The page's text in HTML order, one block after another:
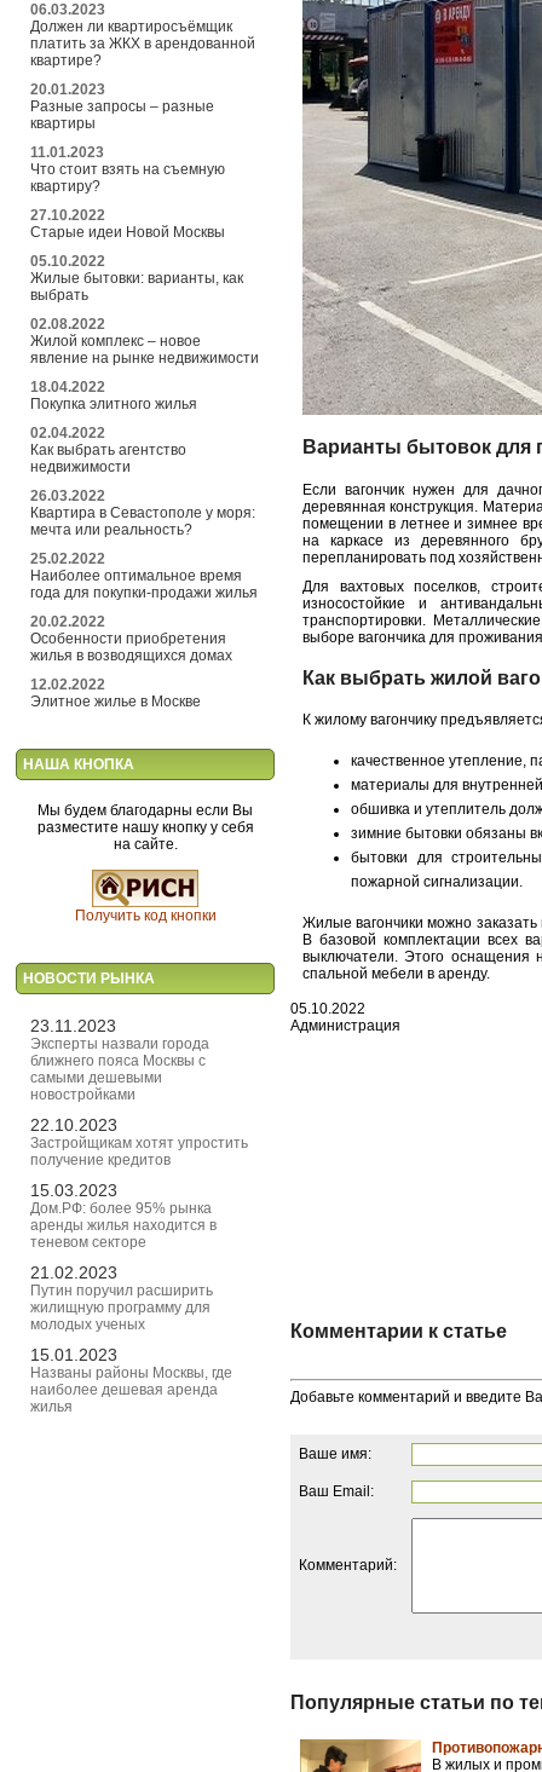
06.03.2023
Должен ли квартиросъёмщик
платить за ЖКХ в арендованной
квартире?
20.01.2023
Разные запросы – разные
квартиры
11.01.2023
Что стоит взять на съемную
квартиру?
27.10.2022
Старые идеи Новой Москвы
05.10.2022
Жилые бытовки: варианты, как
выбрать
02.08.2022
Жилой комплекс – новое
явление на рынке недвижимости
18.04.2022
Покупка элитного жилья
02.04.2022
Как выбрать агентство
недвижимости
26.03.2022
Квартира в Севастополе у моря:
мечта или реальность?
25.02.2022
Наиболее оптимальное время
года для покупки-продажи жилья
20.02.2022
Особенности приобретения
жилья в возводящихся домах
12.02.2022
Элитное жилье в Москве
НАША КНОПКА
Мы будем благодарны если Вы
разместите нашу кнопку у себя
на сайте.
Получить код кнопки
НОВОСТИ РЫНКА
23.11.2023
Эксперты назвали города
ближнего пояса Москвы с
самыми дешевыми
новостройками
22.10.2023
Застройщикам хотят упростить
получение кредитов
15.03.2023
Дом.РФ: более 95% рынка
аренды жилья находится в
теневом секторе
21.02.2023
Путин поручил расширить
жилищную программу для
молодых ученых
15.01.2023
Названы районы Москвы, где
наиболее дешевая аренда
жилья
Варианты бытовок для
Если вагончик нужен для
деревянная конструкция.
помещении в летнее и зимнее
на каркасе из деревянного
перепланировать под
Для вахтовых поселков,
износостойкие и
транспортировки.
выборе вагончика для
Как выбрать жилой
К жилому вагончику
качественное утепление,
материалы для
обшивка и утеплитель
зимние бытовки обязаны
бытовки для
пожарной сигнализации.
Жилые вагончики можно
В базовой комплектации всех
выключатели. Этого оснащения
спальной мебели в аренду.
05.10.2022
Администрация
Комментарии к статье
Добавьте комментарий и введите
Ваше имя:
Ваш Email:
Комментарий:
Популярные статьи по
В жилых и